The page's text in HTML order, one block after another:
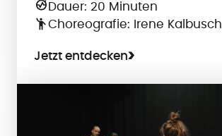
Dauer: 20 Minuten
Choreografie: Irene Kalbusch
Jetzt entdecken